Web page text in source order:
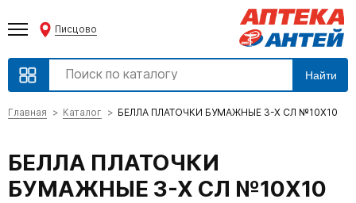
Писцово
Найти
Главная Каталог БЕЛЛА ПЛАТОЧКИ БУМАЖНЫЕ 3-Х СЛ №10Х10
БЕЛЛА ПЛАТОЧКИ
БУМАЖНЫЕ 3-Х СЛ №10Х10